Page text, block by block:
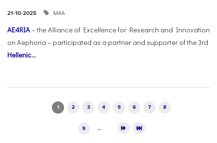
21-10-2025 ΜΑΑ
AE4RIA– the Alliance of Excellence for Research and Innovation
on Aephoria – participated as a partner and supporter of the 3rd
Hellenic...
1 2 3 4 5 6 7 8
9 …